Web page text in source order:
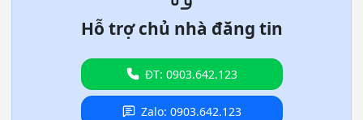
Hỗ trợ chủ nhà đăng tin
ĐT: 0903.642.123
Zalo: 0903.642.123